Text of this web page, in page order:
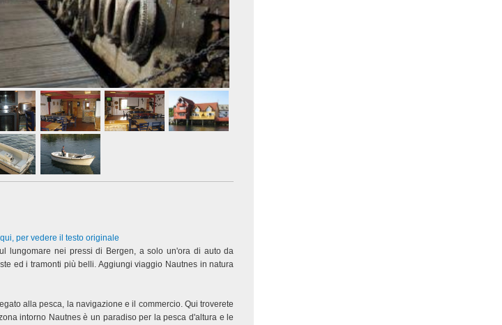
per vedere il testo originale
lungomare nei pressi di Bergen, a solo un'ora di auto da
ed i tramonti più belli. Aggiungi viaggio Nautnes in natura
alla pesca, la navigazione e il commercio. Qui troverete
intorno Nautnes è un paradiso per la pesca d'altura e le